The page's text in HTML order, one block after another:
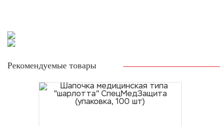
Рекомендуемые товары